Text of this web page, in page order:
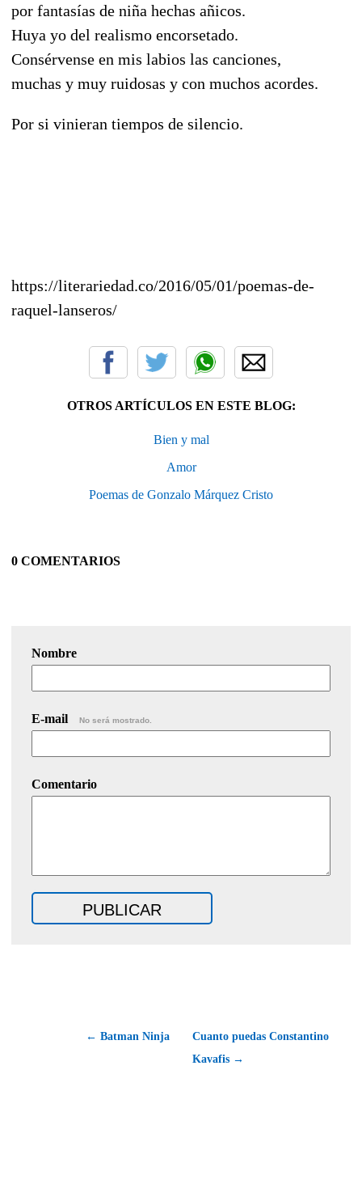
por fantasías de niña hechas añicos.
Huya yo del realismo encorsetado.
Consérvense en mis labios las canciones,
muchas y muy ruidosas y con muchos acordes.
Por si vinieran tiempos de silencio.
https://literariedad.co/2016/05/01/poemas-de-
raquel-lanseros/
OTROS ARTÍCULOS EN ESTE BLOG:
Bien y mal
Amor
Poemas de Gonzalo Márquez Cristo
0 COMENTARIOS
Nombre
E-mail No será mostrado.
Comentario
← Batman Ninja
Cuanto puedas Constantino
Kavafis →